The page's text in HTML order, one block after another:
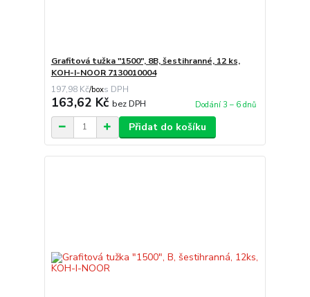
Grafitová tužka "1500", 8B, šestihranné, 12 ks,
KOH-I-NOOR 7130010004
197,98 Kč/box
163,62 Kč bez DPH Dodání 3 – 6 dnů
Přidat do košíku